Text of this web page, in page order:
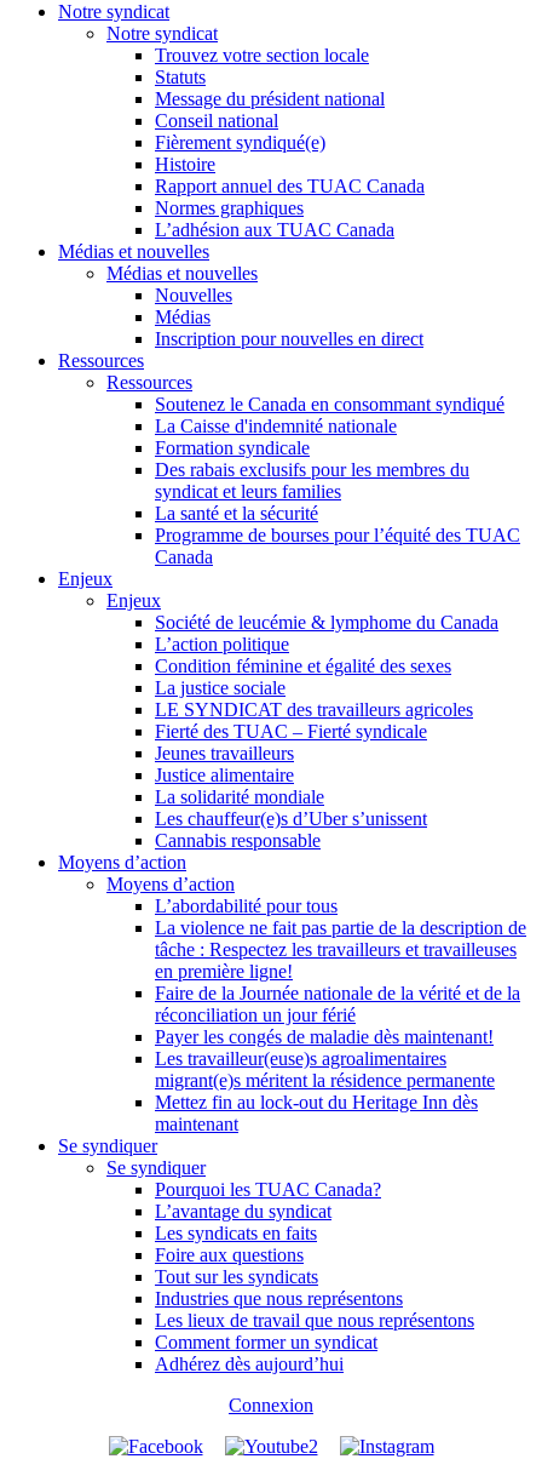
Notre syndicat
Notre syndicat
Trouvez votre section locale
Statuts
Message du président national
Conseil national
Fièrement syndiqué(e)
Histoire
Rapport annuel des TUAC Canada
Normes graphiques
L’adhésion aux TUAC Canada
Médias et nouvelles
Médias et nouvelles
Nouvelles
Médias
Inscription pour nouvelles en direct
Ressources
Ressources
Soutenez le Canada en consommant syndiqué
La Caisse d'indemnité nationale
Formation syndicale
Des rabais exclusifs pour les membres du
syndicat et leurs families
La santé et la sécurité
Programme de bourses pour l’équité des TUAC
Canada
Enjeux
Enjeux
Société de leucémie & lymphome du Canada
L’action politique
Condition féminine et égalité des sexes
La justice sociale
LE SYNDICAT des travailleurs agricoles
Fierté des TUAC – Fierté syndicale
Jeunes travailleurs
Justice alimentaire
La solidarité mondiale
Les chauffeur(e)s d’Uber s’unissent
Cannabis responsable
Moyens d’action
Moyens d’action
L’abordabilité pour tous
La violence ne fait pas partie de la description de
tâche : Respectez les travailleurs et travailleuses
en première ligne!
Faire de la Journée nationale de la vérité et de la
réconciliation un jour férié
Payer les congés de maladie dès maintenant!
Les travailleur(euse)s agroalimentaires
migrant(e)s méritent la résidence permanente
Mettez fin au lock-out du Heritage Inn dès
maintenant
Se syndiquer
Se syndiquer
Pourquoi les TUAC Canada?
L’avantage du syndicat
Les syndicats en faits
Foire aux questions
Tout sur les syndicats
Industries que nous représentons
Les lieux de travail que nous représentons
Comment former un syndicat
Adhérez dès aujourd’hui
Connexion